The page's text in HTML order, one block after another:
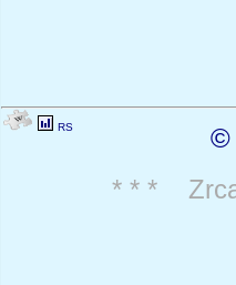
RS ©
* * *